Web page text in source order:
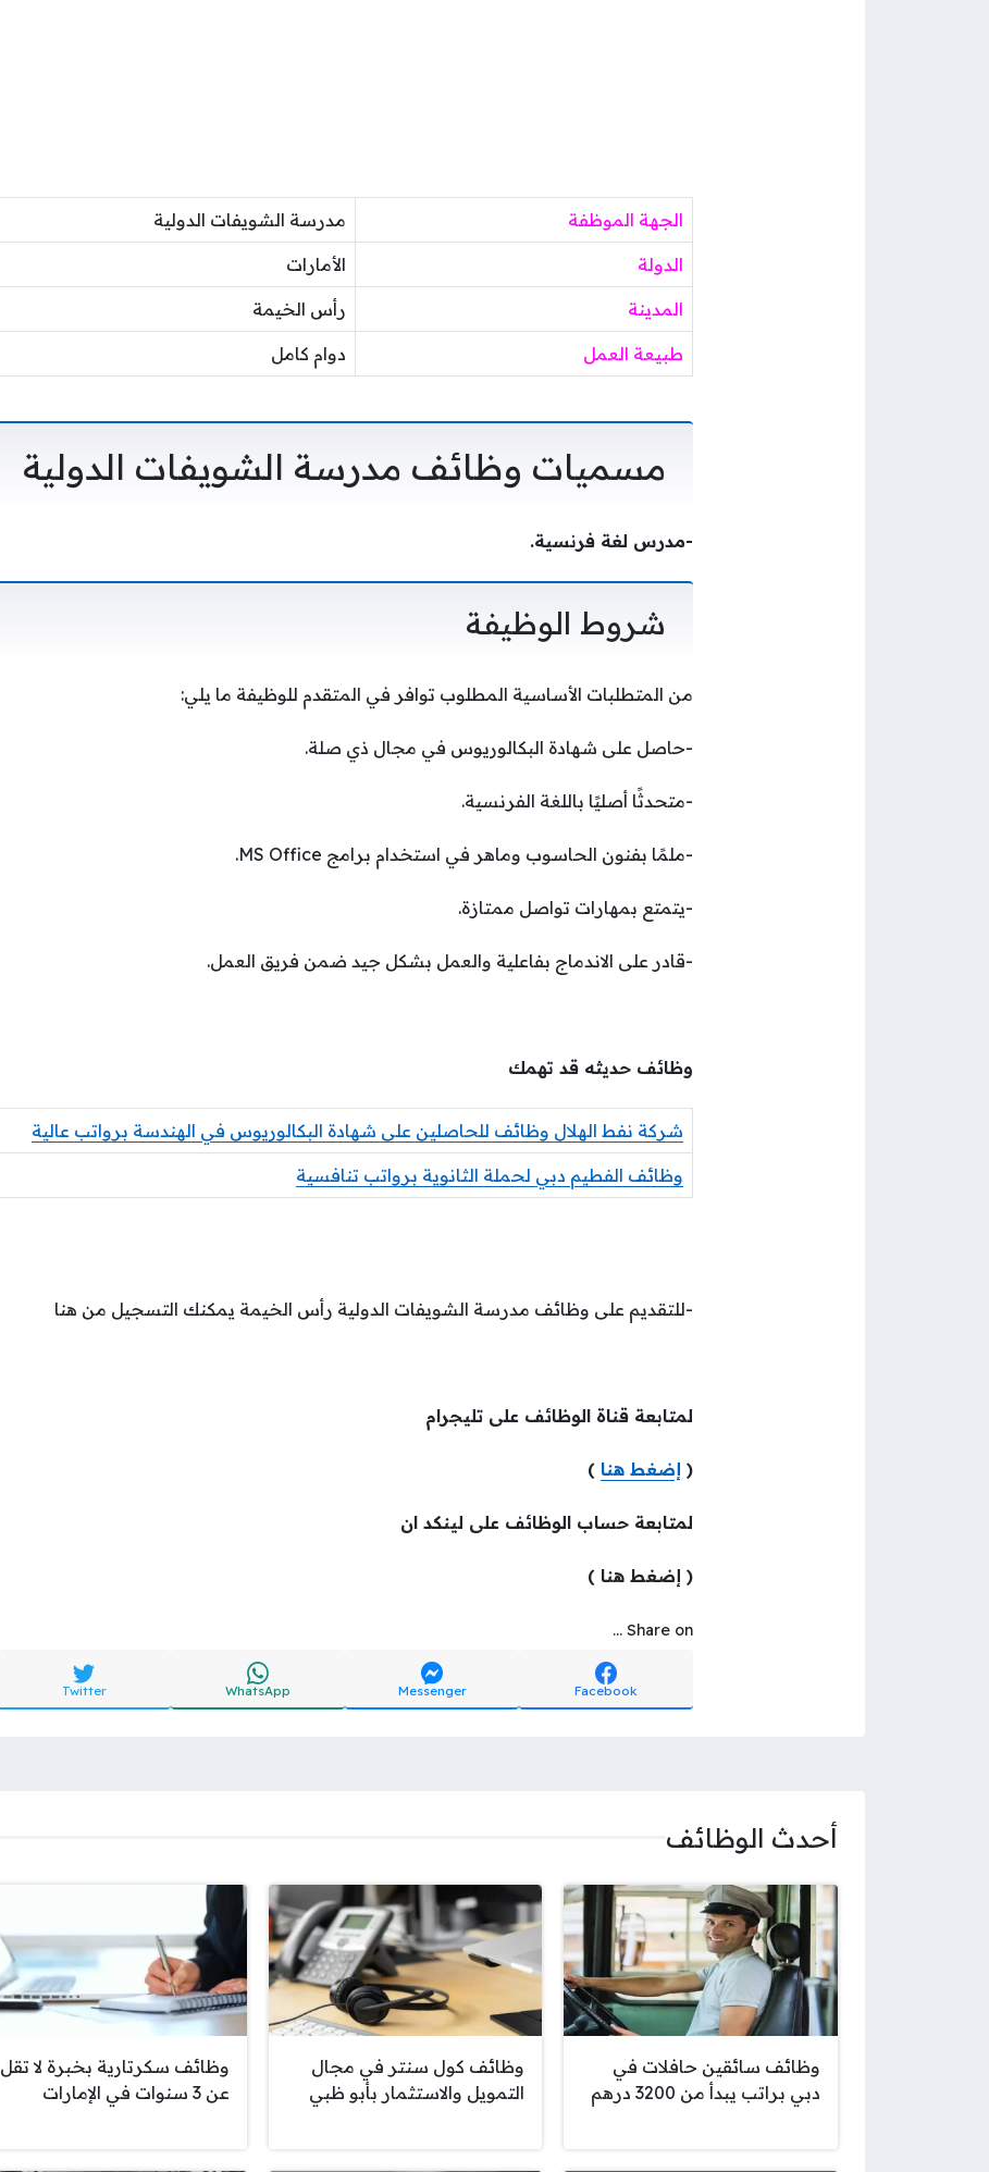
الجهة الموظفة مدرسة الشويفات الدولية
الدولة الأمارات
المدينة رأس الخيمة
طبيعة العمل دوام كامل
مسميات وظائف مدرسة الشويفات الدولية
-مدرس لغة فرنسية.
شروط الوظيفة
من المتطلبات الأساسية المطلوب توافر في المتقدم للوظيفة ما يلي:
-حاصل على شهادة البكالوريوس في مجال ذي صلة.
-متحدثًا أصليًا باللغة الفرنسية.
-ملمًا بفنون الحاسوب وماهر في استخدام برامج MS Office.
-يتمتع بمهارات تواصل ممتازة.
-قادر على الاندماج بفاعلية والعمل بشكل جيد ضمن فريق العمل.
وظائف حديثه قد تهمك
شركة نفط الهلال وظائف للحاصلين على شهادة البكالوريوس في الهندسة برواتب عالية
وظائف الفطيم دبي لحملة الثانوية برواتب تنافسية
-للتقديم على وظائف مدرسة الشويفات الدولية رأس الخيمة يمكنك التسجيل من هنا
لمتابعة قناة الوظائف على تليجرام
( إضغط هنا )
لمتابعة حساب الوظائف على لينكد ان
( إضغط هنا )
Share on ...
Facebook
Messenger
WhatsApp
Twitter
أحدث الوظائف
وظائف سائقين حافلات في
دبي براتب يبدأ من 3200 درهم
وظائف كول سنتر في مجال
التمويل والاستثمار بأبو ظبي
وظائف سكرتارية بخبرة لا تقل
عن 3 سنوات في الإمارات